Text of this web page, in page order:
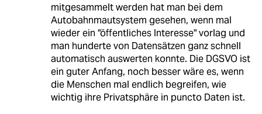
mitgesammelt werden hat man bei dem
Autobahnmautsystem gesehen, wenn mal
wieder ein "öffentliches Interesse" vorlag und
man hunderte von Datensätzen ganz schnell
automatisch auswerten konnte. Die DGSVO ist
ein guter Anfang, noch besser wäre es, wenn
die Menschen mal endlich begreifen, wie
wichtig ihre Privatsphäre in puncto Daten ist.